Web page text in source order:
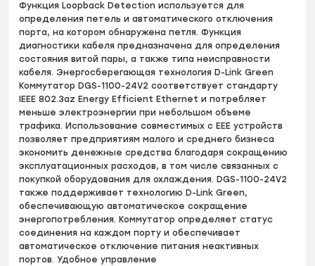
Функция Loopback Detection используется для
определения петель и автоматического отключения
порта, на котором обнаружена петля. Функция
диагностики кабеля предназначена для определения
состояния витой пары, а также типа неисправности
кабеля. Энергосберегающая технология D-Link Green
Коммутатор DGS-1100-24V2 соответствует стандарту
IEEE 802.3az Energy Efficient Ethernet и потребляет
меньше электроэнергии при небольшом объеме
трафика. Использование совместимых с EEE устройств
позволяет предприятиям малого и среднего бизнеса
экономить денежные средства благодаря сокращению
эксплуатационных расходов, в том числе связанных с
покупкой оборудования для охлаждения. DGS-1100-24V2
также поддерживает технологию D-Link Green,
обеспечивающую автоматическое сокращение
энергопотребления. Коммутатор определяет статус
соединения на каждом порту и обеспечивает
автоматическое отключение питания неактивных
портов. Удобное управление